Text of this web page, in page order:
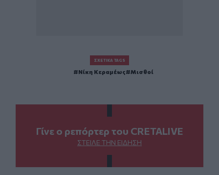
ΣΧΕΤΙΚΆ TAGS
Νίκη Κεραμέως Μισθοί
Γίνε ο ρεπόρτερ του CRETALIVE
ΣΤΕΊΛΕ ΤΗΝ ΕΊΔΗΣΗ